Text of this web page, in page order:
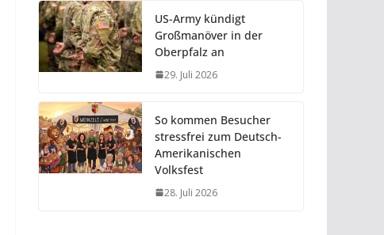
US-Army kündigt
Großmanöver in der
Oberpfalz an
29. Juli 2026
So kommen Besucher
stressfrei zum Deutsch-
Amerikanischen
Volksfest
28. Juli 2026